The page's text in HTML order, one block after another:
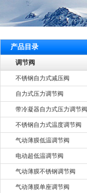
产品目录
调节阀
不锈钢自力式减压阀
自力式压力调节阀
带冷凝器自力式压力调节阀
不锈钢自力式温度调节阀
气动薄膜低温调节阀
电动超低温调节阀
气动薄膜不锈钢调节阀
气动薄膜单座调节阀